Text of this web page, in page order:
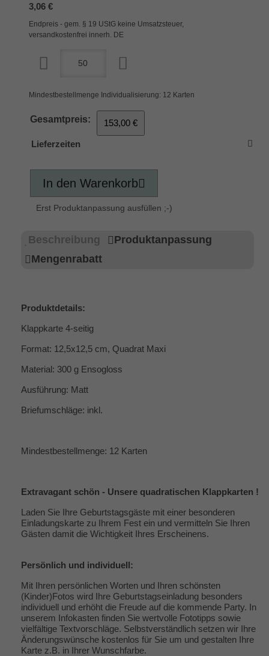
3,06 €
Endpreis - gem. § 19 UStG keine Umsatzsteuer,
versandkostenfrei innerh. DE
Mindestbestellmenge Individualisierung: 12 Karten
Gesamtpreis: 153,00 €
Lieferzeiten
In den Warenkorb
Erst Produktanpassung ausfüllen ;-)
Beschreibung
Produktanpassung
Mengenrabatt
Produktdetails:
Klappkarte 4-seitig
Format: 12,5x12,5 cm, Quadrat Maxi
Material: 300 g Ensogloss
Ausführung: Matt
Briefumschläge: inkl.
Mindestbestellmenge: 12 Karten
Extravagant schön - Unsere quadratischen Klappkarten !
Laden Sie Ihre Geburtstagsgäste mit einer besonderen
Einladungskarte zu Ihrem Fest ein und vermitteln Sie Ihren
Gästen damit die Wichtigkeit Ihres Erscheinens.
Persönlich und individuell:
Mit Ihren persönlichen Worten und Ihren schönsten
(Kinder)Fotos wird Ihre Geburtstagseinladung besonders
individuell und erhöht die Freude auf die kommende Party. In
unserem Infokasten finden Sie wertvolle Fototipps sowie
vielfältige Textvorschläge. Selbstverständlich setzen wir Ihre
Änderungswünsche kostenlos für Sie um und gestalten Ihre
Karte z.B. in Ihrer Wunschfarbe.